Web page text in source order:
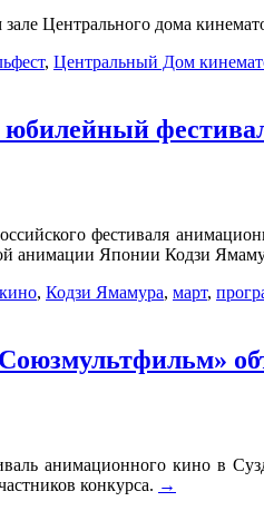
зале Центрального дома
, Центральный Дом
юбилейный
фестиваля
анимации Японии Кодзи
, Кодзи Ямамура, март,
анимационного кино в
конкурса. →